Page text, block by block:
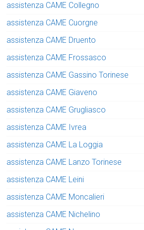
assistenza CAME Collegno
assistenza CAME Cuorgne
assistenza CAME Druento
assistenza CAME Frossasco
assistenza CAME Gassino Torinese
assistenza CAME Giaveno
assistenza CAME Grugliasco
assistenza CAME Ivrea
assistenza CAME La Loggia
assistenza CAME Lanzo Torinese
assistenza CAME Leini
assistenza CAME Moncalieri
assistenza CAME Nichelino